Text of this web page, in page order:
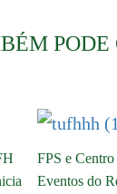
PODE
FPS e Centro
Eventos do